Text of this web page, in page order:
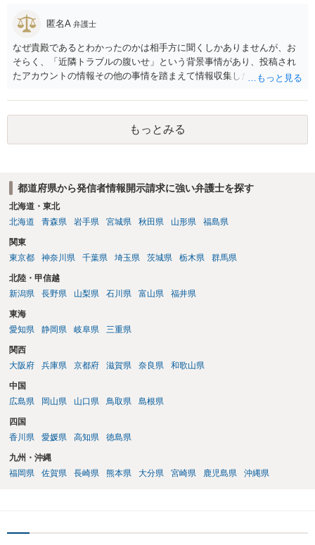
匿名A 弁護士
なぜ貴殿であるとわかったのかは相手方に聞くしかありませんが、お
そらく、「近隣トラブルの腹いせ」という背景事情があり、投稿され
たアカウントの情報その他の事情を踏まえて情報収集した結果、この
貴殿が投稿した事実を認めてしまったことで「答え合わせ」になって
しまったのではないでしょうか。 相手方の動きについても、相手方次
第ですので何とも言えません。公開の場で回答するには情報が乏し
く、ここで詳細を明らかにすることは事案の特定に繋がってしまうの
もっとみる
都道府県から発信者情報開示請求に強い弁護士を探す
北海道・東北
北海道
青森県 岩手県 宮城県 秋田県 山形県 福島県
関東
東京都
神奈川県 千葉県 埼玉県 茨城県 栃木県 群馬県
北陸・甲信越
新潟県
長野県 山梨県 石川県 富山県 福井県
東海
愛知県
静岡県 岐阜県 三重県
関西
大阪府
兵庫県 京都府 滋賀県 奈良県 和歌山県
中国
広島県
岡山県 山口県 鳥取県 島根県
四国
香川県
愛媛県 高知県 徳島県
九州・沖縄
福岡県
佐賀県 長崎県 熊本県 大分県 宮崎県 鹿児島県 沖縄県